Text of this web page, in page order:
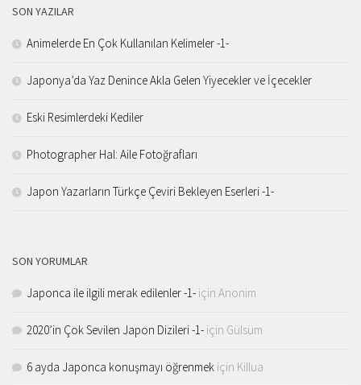
SON YAZILAR
Animelerde En Çok Kullanılan Kelimeler -1-
Japonya’da Yaz Denince Akla Gelen Yiyecekler ve İçecekler
Eski Resimlerdeki Kediler
Photographer Hal: Aile Fotoğrafları
Japon Yazarların Türkçe Çeviri Bekleyen Eserleri -1-
SON YORUMLAR
Japonca ile ilgili merak edilenler -1- için Anonim
2020’in Çok Sevilen Japon Dizileri -1- için Gülsüm
6 ayda Japonca konuşmayı öğrenmek için Killua